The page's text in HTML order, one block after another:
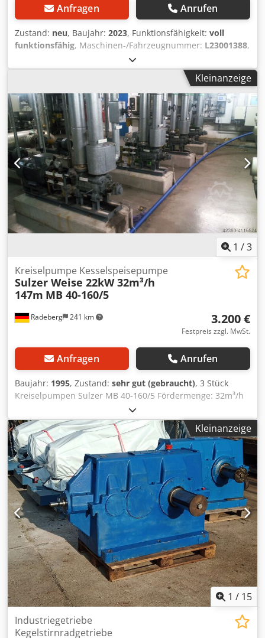
Anfragen Anrufen
Zustand: neu, Baujahr: 2023, Funktionsfähigkeit: voll
funktionsfähig, Maschinen-/Fahrzeugnummer: L23001388,
, Fassungsvermögen des Behälters:
14 l, Art der Kühlung:Wasser, Eingangsspannung:380 V,
Halbindustrielle Maschine zum Mischen von Teig und
Pressen von Pasta aus jeder Art von Pastamehl und
Hartweizengrieß. Die Maschine ist geeignet für die
Herstellung von kurzen, langen Nudeln und Bandnudeln
aus Teig. Einsatzgebiet ist die mittelgroße Pasta-
Produktion sowie die Zuführung von Teigbändern zu
Schneid- oder Nestermaschinen. Alle mit dem Teig in
Kontakt kommenden Teile sowie die gesamte Konstruktion
bestehen aus Edelstahl. Rührwerke und Schnecke sind zur
Reinigung leicht demontierbar. Im Lieferumfang ist ein
automatischer Abschneider mit komplettem Messersatz
enthalten. Zusätzlich habe ich ein neues Set zur
Herstellung von Penne-Nudeln zum Verkauf (2200 €).
Kleinanzeige
1 /3
Radeberg 241 km
Kreiselpumpe Kesselspeisepumpe
Sulzer Weise 22kW 32m³/h
147m MB 40-160/5
3.200 €
Festpreis zzgl. MwSt.
Anfragen Anrufen
Baujahr: 1995, Zustand: sehr gut (gebraucht), 3 Stück
Kreiselpumpen Sulzer MB 40-160/5 Fördermenge: 32m³/h
Djdpfx Aed Sybpop Iock Förderhöhe: 147m max.
Temperatur: 130°C DIchtung: Gleitringdichtung mit
Sperrwasser Antriebsleistung: Siemens 22kW Drehzahl:
2950 U/min ! Preis pro Stück !
Kleinanzeige
1 / 15
Industriegetriebe
Kegelstirnradgetriebe